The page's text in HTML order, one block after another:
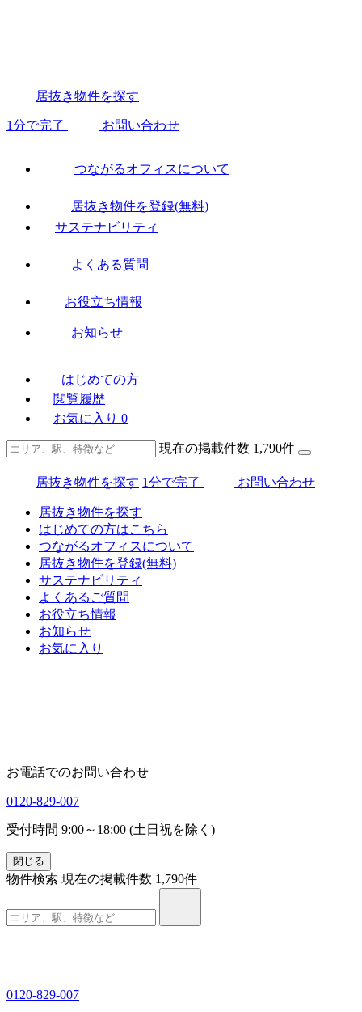
居抜き物件を探す
1分で完了 お問い合わせ
つながるオフィスについて
居抜き物件を登録(無料)
サステナビリティ
よくある質問
お役立ち情報
お知らせ
はじめての方
閲覧履歴
お気に入り 0
現在の掲載件数 1,790件
居抜き物件を探す 1分で完了 お問い合わせ
居抜き物件を探す
はじめての方はこちら
つながるオフィスについて
居抜き物件を登録(無料)
サステナビリティ
よくあるご質問
お役立ち情報
お知らせ
お気に入り
お電話でのお問い合わせ
0120-829-007
受付時間 9:00～18:00 (土日祝を除く)
閉じる
物件検索 現在の掲載件数 1,790件
0120-829-007